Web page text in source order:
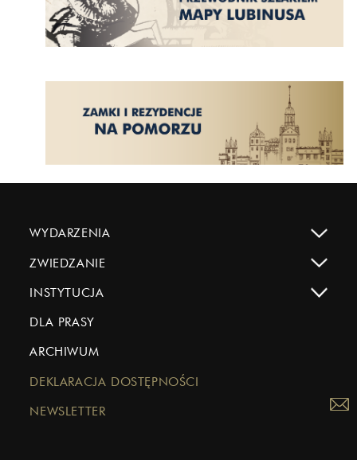
WYDARZENIA
ZWIEDZANIE
INSTYTUCJA
DLA PRASY
ARCHIWUM
DEKLARACJA DOSTĘPNOŚCI
NEWSLETTER